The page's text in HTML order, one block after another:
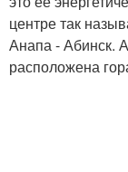
центре так
Анапа - Абинск.
расположена